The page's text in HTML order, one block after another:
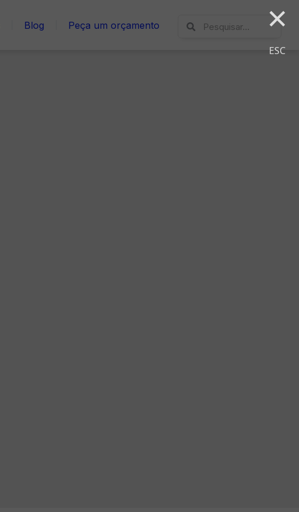
×
ESC
Blog Peça um orçamento Pesquisar